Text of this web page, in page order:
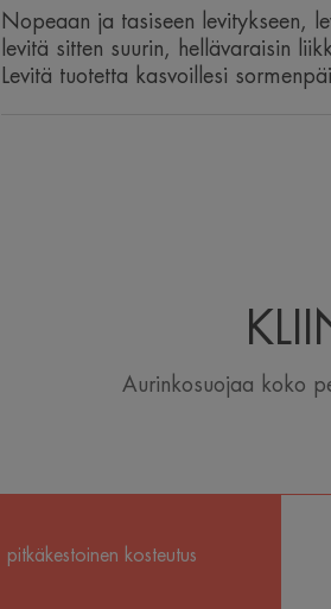
Nopeaan ja tasiseen levitykseen,
levitä sitten suurin, hellävaraisin
Levitä tuotetta kasvoillesi
Aurinkosuojaa koko
pitkäkestoinen kosteutus